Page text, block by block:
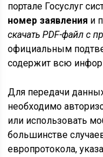
портале Госуслуг
номер заявления и
скачать PDF-файл с
официальным
содержит всю
Для передачи
необходимо
или использовать
большинстве
европротокола,